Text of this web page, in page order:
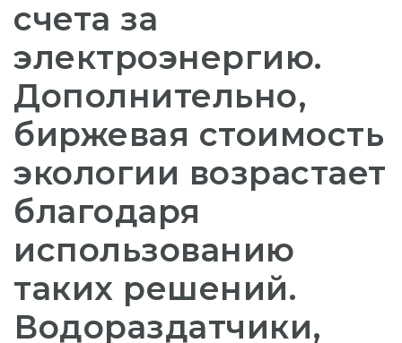
счета за
электроэнергию.
Дополнительно,
биржевая стоимость
экологии возрастает
благодаря
использованию
таких решений.
Водораздатчики,